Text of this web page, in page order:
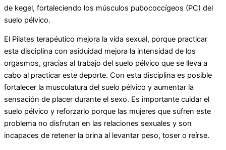
de kegel, fortaleciendo los músculos pubococcígeos (PC) del
suelo pélvico.
El Pilates terapéutico mejora la vida sexual, porque practicar
esta disciplina con asiduidad mejora la intensidad de los
orgasmos, gracias al trabajo del suelo pélvico que se lleva a
cabo al practicar este deporte. Con esta disciplina es posible
fortalecer la musculatura del suelo pélvico y aumentar la
sensación de placer durante el sexo. Es importante cuidar el
suelo pélvico y reforzarlo porque las mujeres que sufren este
problema no disfrutan en las relaciones sexuales y son
incapaces de retener la orina al levantar peso, toser o reírse.